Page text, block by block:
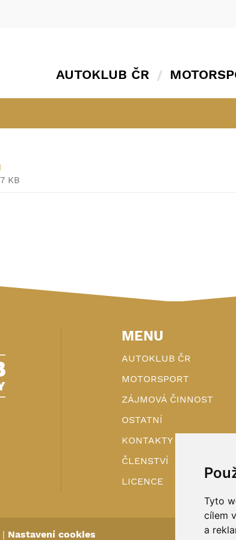
Tyto
cílem
a
AUTOKLUB ČR
KB
MENU
AUTOKLUB ČR
MOTORSPORT
ZÁJMOVÁ ČINNOST
OSTATNÍ
KONTAKTY
ČLENSTVÍ
LICENCE
| Nastavení cookies